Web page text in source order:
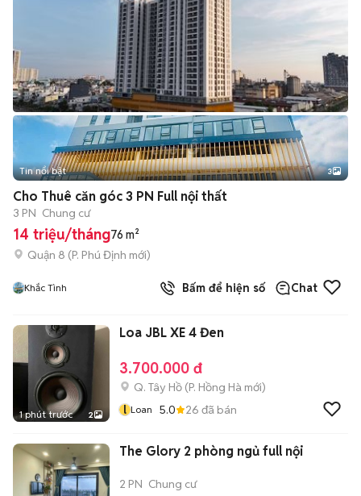
Tin nổi bật 3
Cho Thuê căn góc 3 PN Full nội thất
3 PN Chung cư
14 triệu/tháng76 m²
Quận 8 (P. Phú Định mới)
Khắc Tình Bấm để hiện số Chat
1 phút trước 2
Loa JBL XE 4 Đen
3.700.000 đ
Q. Tây Hồ (P. Hồng Hà mới)
l Loan 5.0 26 đã bán
The Glory 2 phòng ngủ full nội
2 PN Chung cư